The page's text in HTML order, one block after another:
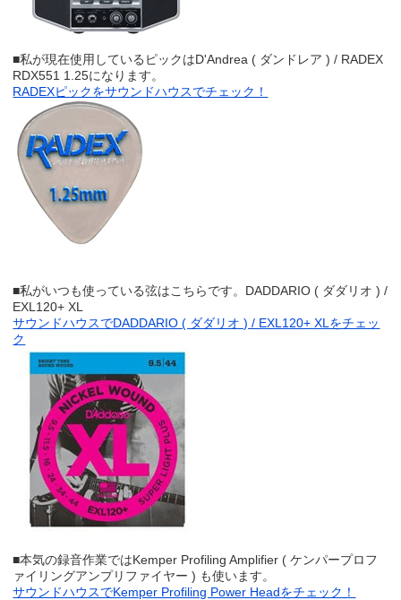
■私が現在使用しているピックはD'Andrea ( ダンドレア ) / RADEX
RDX551 1.25になります。
RADEXピックをサウンドハウスでチェック！
■私がいつも使っている弦はこちらです。DADDARIO ( ダダリオ ) /
EXL120+ XL
サウンドハウスでDADDARIO ( ダダリオ ) / EXL120+ XLをチェッ
ク
■本気の録音作業ではKemper Profiling Amplifier ( ケンパープロフ
ァイリングアンプリファイヤー ) も使います。
サウンドハウスでKemper Profiling Power Headをチェック！